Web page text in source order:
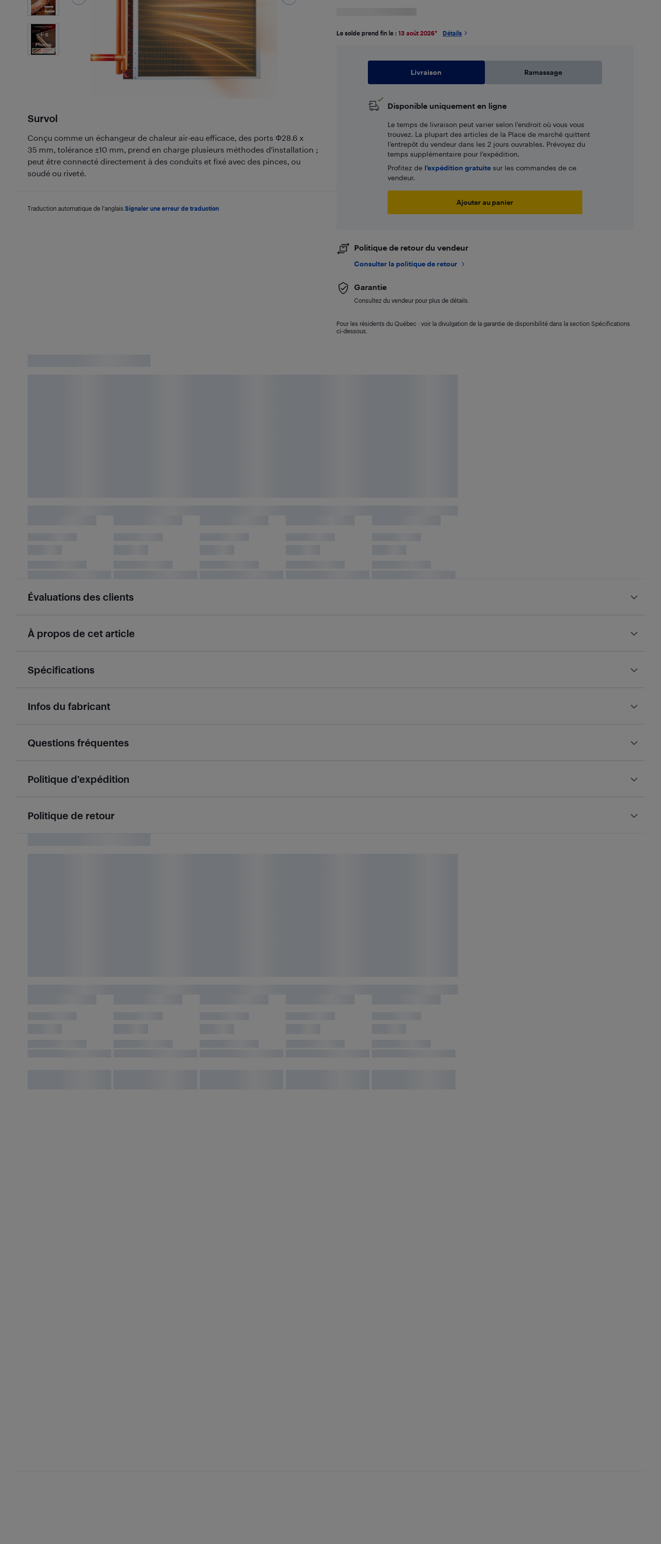
6
Photos
Survol
Conçu comme un échangeur de chaleur air-eau efficace, des ports Φ28.6 x
35 mm, tolérance ±10 mm, prend en charge plusieurs méthodes d'installation ;
peut être connecté directement à des conduits et fixé avec des pinces, ou
soudé ou riveté.
Traduction automatique de l'anglais. Signaler une erreur de traduction
Le solde prend fin le : 13 août 2026* Détails
Livraison Ramassage
Disponible uniquement en ligne
Le temps de livraison peut varier selon l'endroit où vous vous
trouvez. La plupart des articles de la Place de marché quittent
l’entrepôt du vendeur dans les 2 jours ouvrables. Prévoyez du
temps supplémentaire pour l’expédition.
Profitez de l'expédition gratuitesur les commandes de ce
vendeur.
Ajouter au panier
Politique de retour du vendeur
Consulter la politique de retour
Garantie
Consultez du vendeur pour plus de détails.
Pour les résidents du Québec : voir la divulgation de la garantie de disponibilité dans la section Spécifications
ci-dessous.
Évaluations des clients
À propos de cet article
Spécifications
Infos du fabricant
Questions fréquentes
Politique d’expédition
Politique de retour